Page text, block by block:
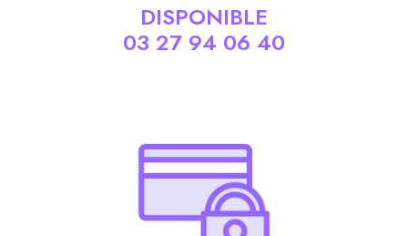
DISPONIBLE
03 27 94 06 40